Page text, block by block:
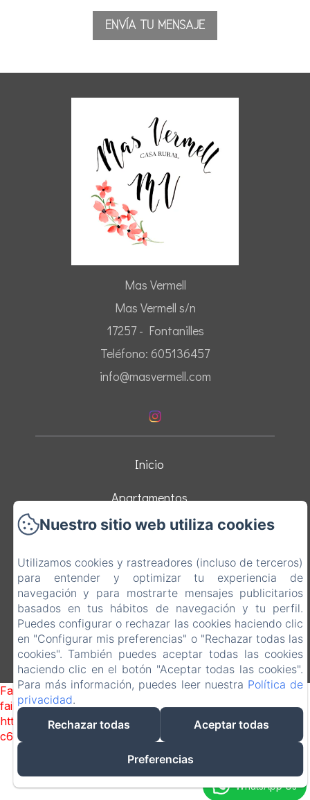
Mas Vermell
Mas Vermell s/n
17257 - Fontanilles
Teléfono: 605136457
info@masvermell.com
Inicio
Apartamentos
Entorno
Contacto
EN FR ES CA
Desarrollado con Amenitiz
Condiciones de Venta
Failed to load BookingEngine/index: Loading chunk 1322
failed. (missing:
https://d1cmur5l0xva3h.cloudfront.net/packs/1322-
c6e932f9d3d27b65-1bf7c4dc6a241241.js)
Nuestro sitio web utiliza cookies
Utilizamos cookies y rastreadores (incluso de terceros)
para entender y optimizar tu experiencia de
navegación y para mostrarte mensajes publicitarios
basados en tus hábitos de navegación y tu perfil.
Puedes configurar o rechazar las cookies haciendo clic
en "Configurar mis preferencias" o "Rechazar todas las
cookies". También puedes aceptar todas las cookies
haciendo clic en el botón "Aceptar todas las cookies".
Para más información, puedes leer nuestra Política de
privacidad.
Rechazar todas
Aceptar todas
Preferencias
WhatsApp Us